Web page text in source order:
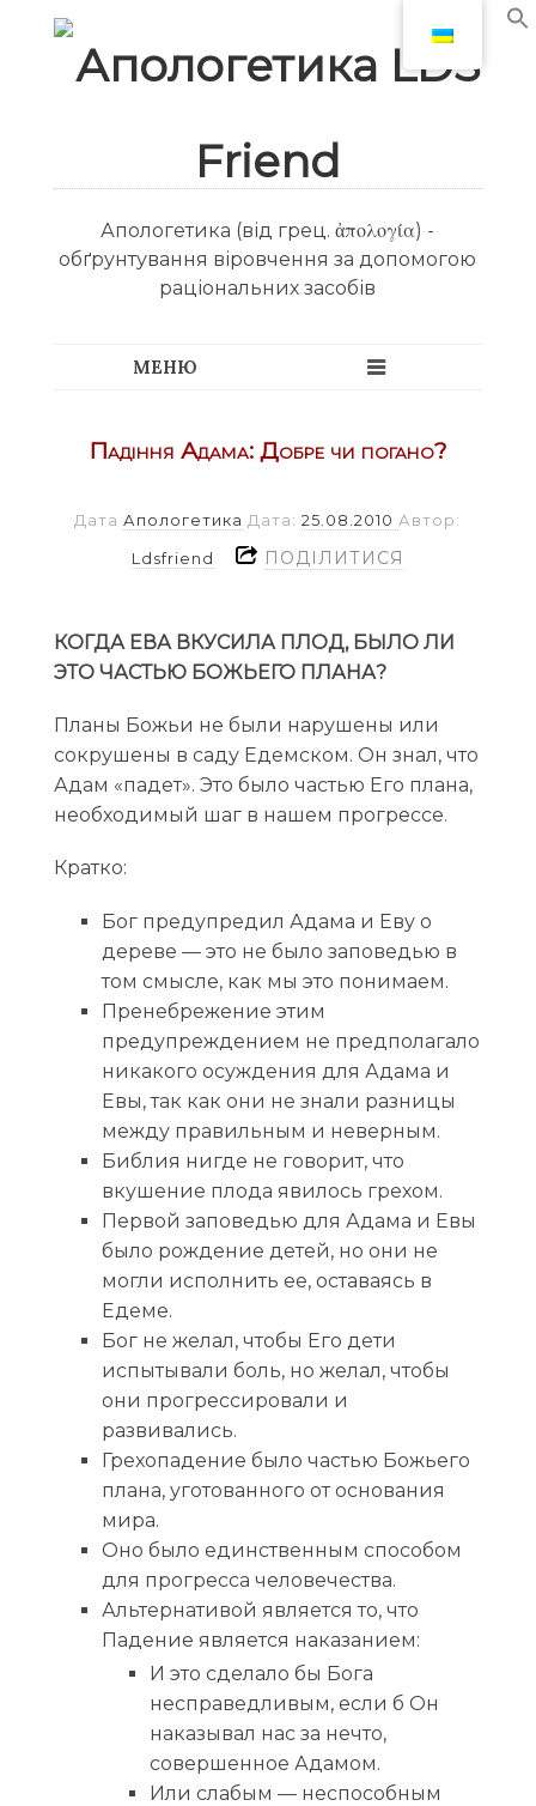
Апологетика (від грец. ἀπολογία) -
обґрунтування віровчення за допомогою
раціональних засобів
Падіння Адама: Добре чи погано?
ДатаАпологетика Дата:25.08.2010 Автор:
Ldsfriend ПОДІЛИТИСЯ
КОГДА ЕВА ВКУСИЛА ПЛОД, БЫЛО ЛИ
ЭТО ЧАСТЬЮ БОЖЬЕГО ПЛАНА?
Планы Божьи не были нарушены или
сокрушены в саду Едемском. Он знал, что
Адам «падет». Это было частью Его плана,
необходимый шаг в нашем прогрессе.
Кратко:
Бог предупредил Адама и Еву о
дереве — это не было заповедью в
том смысле, как мы это понимаем.
Пренебрежение этим
предупреждением не предполагало
никакого осуждения для Адама и
Евы, так как они не знали разницы
между правильным и неверным.
Библия нигде не говорит, что
вкушение плода явилось грехом.
Первой заповедью для Адама и Евы
было рождение детей, но они не
могли исполнить ее, оставаясь в
Едеме.
Бог не желал, чтобы Его дети
испытывали боль, но желал, чтобы
они прогрессировали и
развивались.
Грехопадение было частью Божьего
плана, уготованного от основания
мира.
Оно было единственным способом
для прогресса человечества.
Альтернативой является то, что
Падение является наказанием:
И это сделало бы Бога
несправедливым, если б Он
наказывал нас за нечто,
совершенное Адамом.
Или слабым — неспособным